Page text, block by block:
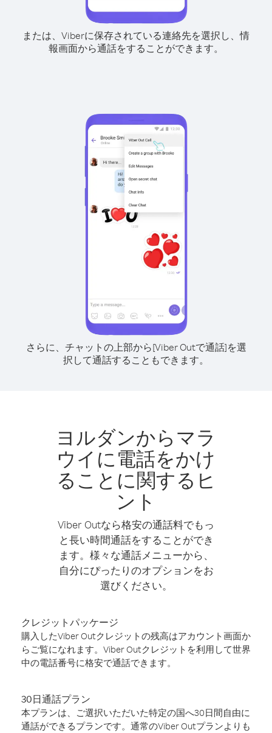
または、Viberに保存されている連絡先を選択し、情
報画面から通話をすることができます。
さらに、チャットの上部から[Viber Outで通話]を選
択して通話することもできます。
ヨルダンからマラ
ウイに電話をかけ
ることに関するヒ
ント
Viber Outなら格安の通話料でもっ
と長い時間通話をすることができ
ます。様々な通話メニューから、
自分にぴったりのオプションをお
選びください。
クレジットパッケージ
購入したViber Outクレジットの残高はアカウント画面か
らご覧になれます。Viber Outクレジットを利用して世界
中の電話番号に格安で通話できます。
30日通話プラン
本プランは、ご選択いただいた特定の国へ30日間自由に
通話ができるプランです。通常のViber Outプランよりも